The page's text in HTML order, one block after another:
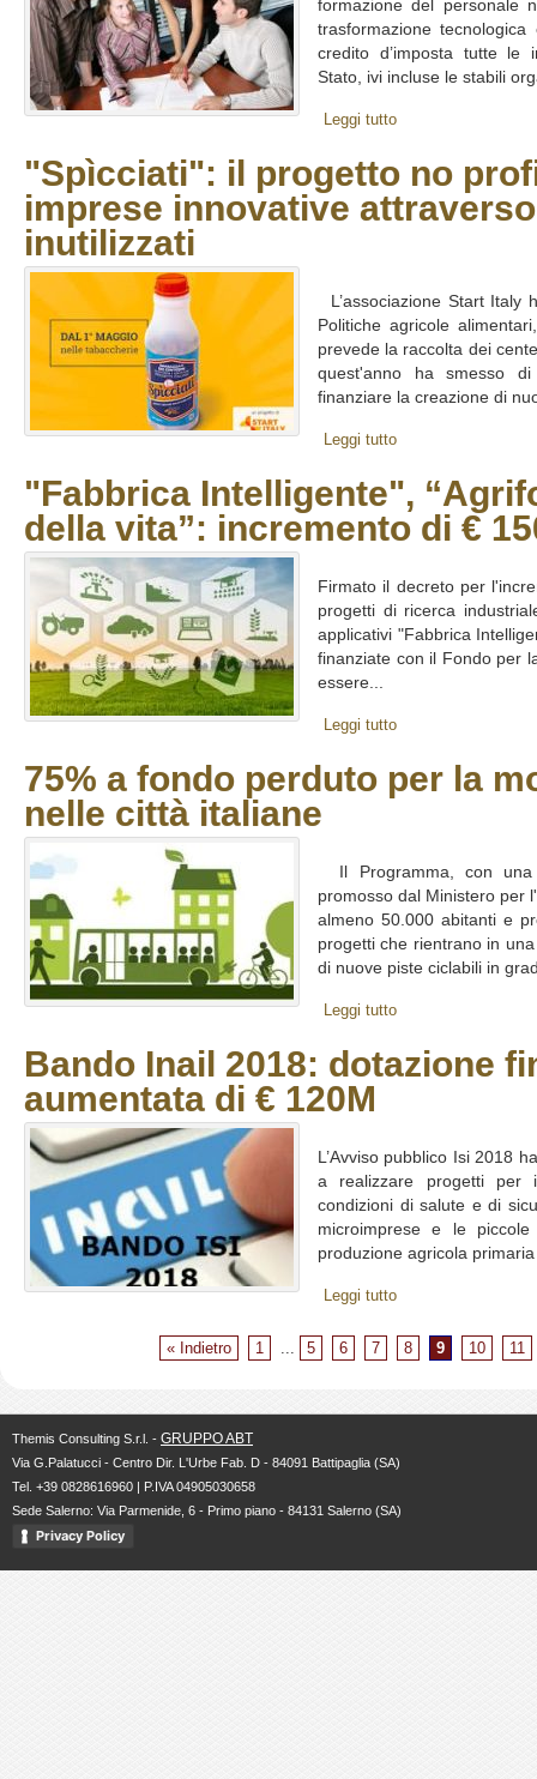
formazione del personale
trasformazione
credito d’imposta tutte le
Stato, ivi incluse le stabili
Leggi tutto
"Spìcciati": il progetto no
imprese innovative
inutilizzati
L’associazione Start Italy
Politiche agricole
prevede la raccolta dei
quest'anno ha smesso
finanziare la creazione di
Leggi tutto
"Fabbrica Intelligente",
della vita”: incremento di €
Firmato il decreto per
progetti di ricerca
applicativi "Fabbrica
finanziate con il Fondo per
essere...
Leggi tutto
75% a fondo perduto per la
nelle città italiane
Il Programma, con
promosso dal Ministero per
almeno 50.000 abitanti e
progetti che rientrano in
di nuove piste ciclabili in
Leggi tutto
Bando Inail 2018: dotazione
aumentata di € 120M
L’Avviso pubblico Isi 2018
a realizzare progetti per
condizioni di salute e di
microimprese e le
produzione agricola
Leggi tutto
« Indietro 1 ... 5 6 7 8 9 10 11
Themis Consulting S.r.l. - GRUPPO ABT
Via G.Palatucci - Centro Dir. L'Urbe Fab. D - 84091 Battipaglia (SA)
Tel. +39 0828616960 | P.IVA 04905030658
Sede Salerno: Via Parmenide, 6 - Primo piano - 84131 Salerno (SA)
Privacy Policy